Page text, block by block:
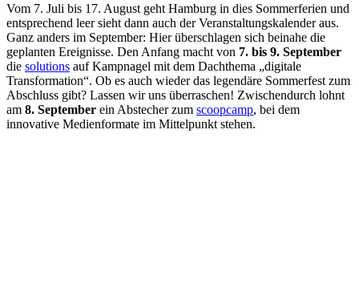
Vom 7. Juli bis 17. August geht Hamburg in dies Sommerferien und
entsprechend leer sieht dann auch der Veranstaltungskalender aus.
Ganz anders im September: Hier überschlagen sich beinahe die
geplanten Ereignisse. Den Anfang macht von 7. bis 9. September
die solutions auf Kampnagel mit dem Dachthema „digitale
Transformation“. Ob es auch wieder das legendäre Sommerfest zum
Abschluss gibt? Lassen wir uns überraschen! Zwischendurch lohnt
am 8. September ein Abstecher zum scoopcamp, bei dem
innovative Medienformate im Mittelpunkt stehen.